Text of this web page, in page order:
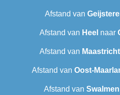
Afstand van
Afstand van Heel naar
Afstand van Maastricht
Afstand van Oost-
Afstand van Swalmen